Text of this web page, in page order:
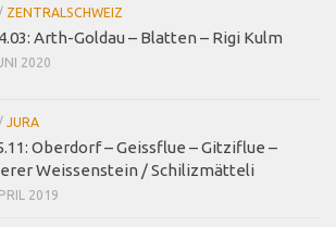
/ ZENTRALSCHWEIZ
Arth-Goldau – Blatten – Rigi Kulm
2020
/ JURA
Oberdorf – Geissflue – Gitziflue –
Weissenstein / Schilizmätteli
2019